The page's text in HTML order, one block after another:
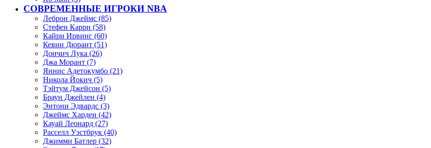
СОВРЕМЕННЫЕ ИГРОКИ NBA
Леброн Джеймс (85)
Стефен Карри (58)
Кайри Ирвинг (60)
Кевин Дюрант (51)
Дончич Лука (26)
Джа Морант (7)
Яннис Адетокумбо (21)
Никола Йокич (5)
Тэйтум Джейсон (5)
Браун Джейлен (4)
Энтони Эдвардс (3)
Джеймс Харден (42)
Кауай Леонард (27)
Расселл Уэстбрук (40)
Джимми Батлер (32)